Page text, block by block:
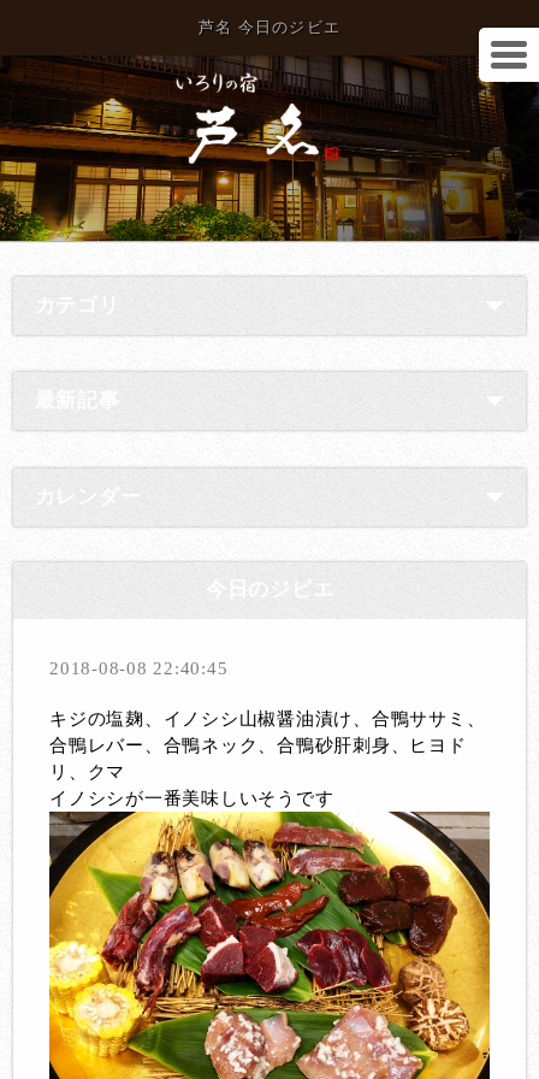
芦名 今日のジビエ
カテゴリ
最新記事
カレンダー
今日のジビエ
2018-08-08 22:40:45
キジの塩麹、イノシシ山椒醤油漬け、合鴨ササミ、
合鴨レバー、合鴨ネック、合鴨砂肝刺身、ヒヨド
リ、クマ
イノシシが一番美味しいそうです